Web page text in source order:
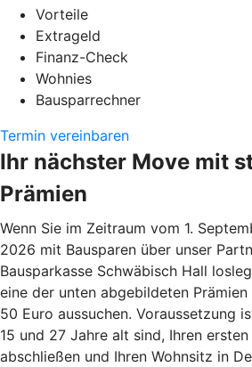
Vorteile
Extrageld
Finanz-Check
Wohnies
Bausparrechner
Termin vereinbaren
Ihr nächster Move mit
Prämien
Wenn Sie im Zeitraum vom 1.
2026 mit Bausparen über unser
Bausparkasse Schwäbisch Hall
eine der unten abgebildeten
50 Euro aussuchen. Voraussetzung
15 und 27 Jahre alt sind, Ihren
abschließen und Ihren Wohnsitz in